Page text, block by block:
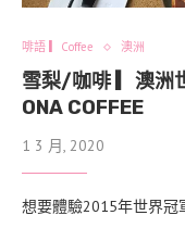
啡語 ▎Coffee 澳洲
雪梨/咖啡 ▎澳洲
ONA COFFEE
1 3 月, 2020
想要體驗2015年世界冠